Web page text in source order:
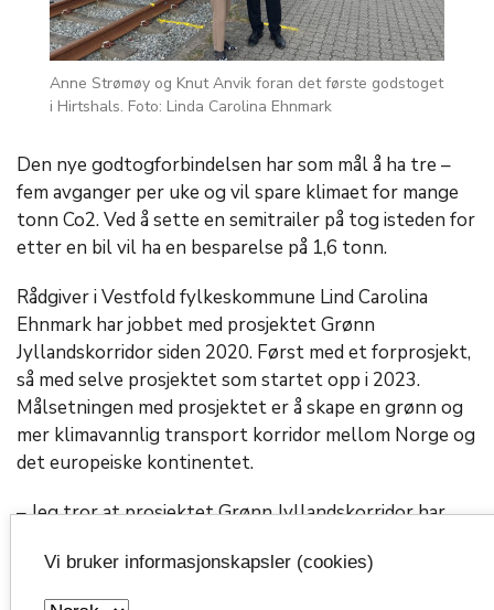
Anne Strømøy og Knut Anvik foran det første godstoget
i Hirtshals. Foto: Linda Carolina Ehnmark
Den nye godtogforbindelsen har som mål å ha tre –
fem avganger per uke og vil spare klimaet for mange
tonn Co2. Ved å sette en semitrailer på tog isteden for
etter en bil vil ha en besparelse på 1,6 tonn.
Rådgiver i Vestfold fylkeskommune Lind Carolina
Ehnmark har jobbet med prosjektet Grønn
Jyllandskorridor siden 2020. Først med et forprosjekt,
så med selve prosjektet som startet opp i 2023.
Målsetningen med prosjektet er å skape en grønn og
mer klimavannlig transport korridor mellom Norge og
det europeiske kontinentet.
– Jeg tror at prosjektet Grønn Jyllandskorridor har
Foreløpig er det bare en pilot, men DB Cargo har som
mål å få til tre til fem avganger per uke. Prosjektet
Vi bruker informasjonskapsler (cookies)